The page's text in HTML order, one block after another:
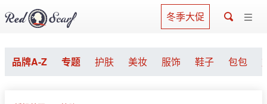
冬季大促
品牌A-Z 专题 护肤 美妆 服饰 鞋子 包包